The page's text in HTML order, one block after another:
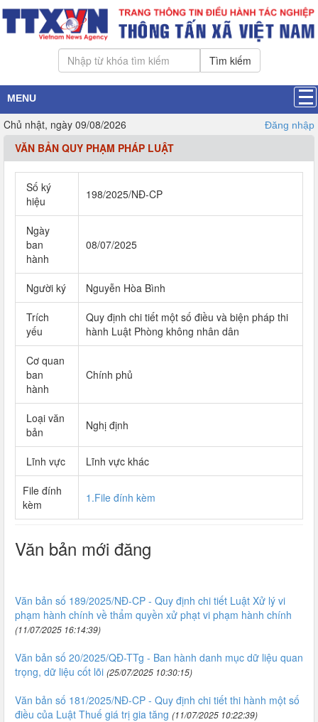
Tìm kiếm
MENU
Chủ nhật, ngày 09/08/2026 Đăng nhập
VĂN BẢN QUY PHẠM PHÁP LUẬT
Số ký
hiệu
198/2025/NĐ-CP
Ngày
ban
hành
08/07/2025
Người ký Nguyễn Hòa Bình
Trích
yếu
Quy định chi tiết một số điều và biện pháp thi
hành Luật Phòng không nhân dân
Cơ quan
ban
hành
Chính phủ
Loại văn
bản
Nghị định
Lĩnh vực Lĩnh vực khác
File đính
kèm
1.File đính kèm
Văn bản mới đăng
Văn bản số 189/2025/NĐ-CP - Quy định chi tiết Luật Xử lý vi
phạm hành chính về thẩm quyền xử phạt vi phạm hành chính
(11/07/2025 16:14:39)
Văn bản số 20/2025/QĐ-TTg - Ban hành danh mục dữ liệu quan
trọng, dữ liệu cốt lõi (25/07/2025 10:30:15)
Văn bản số 181/2025/NĐ-CP - Quy định chi tiết thi hành một số
điều của Luật Thuế giá trị gia tăng (11/07/2025 10:22:39)